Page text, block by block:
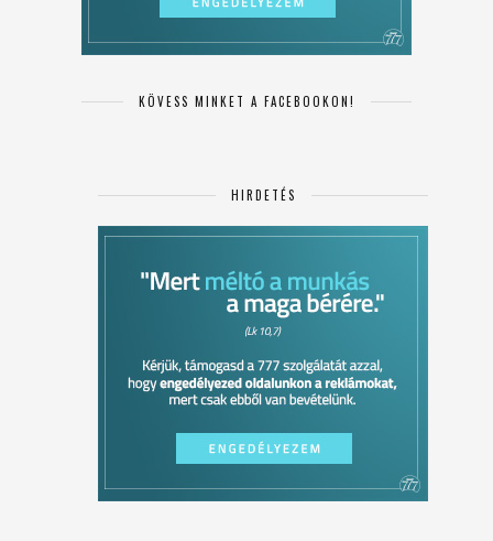
KÖVESS MINKET A FACEBOOKON!
HIRDETÉS